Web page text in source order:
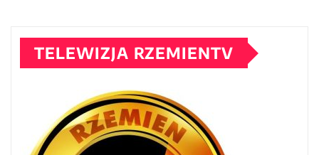
TELEWIZJA RZEMIENTV